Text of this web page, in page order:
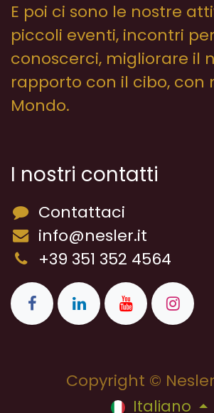
E poi ci sono le nostre
piccoli eventi, incontri per
conoscerci, migliorare il
rapporto con il cibo, con
Mondo.
I nostri contatti
Contattaci
info@nesler.it
+39 351 352 4564
Copyright ©
Italiano